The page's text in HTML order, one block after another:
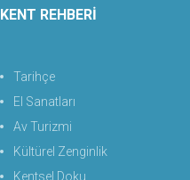
KENT REHBERİ
Tarihçe
El Sanatları
Av Turizmi
Kültürel Zenginlik
Kentsel Doku